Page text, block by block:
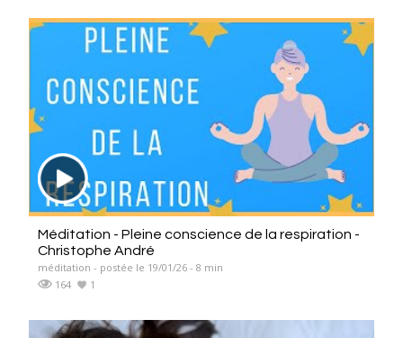
Méditation - Pleine conscience de la respiration -
Christophe André
méditation - postée le 19/01/26 - 8 min
164
1